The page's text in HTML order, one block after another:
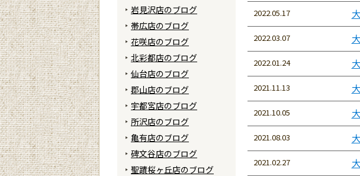
2022.05.17
2022.03.07
2022.01.24
2021.11.13
2021.10.05
2021.08.03
2021.02.27
岩見沢店のブログ
帯広店のブログ
花咲店のブログ
北彩都店のブログ
仙台店のブログ
郡山店のブログ
宇都宮店のブログ
所沢店のブログ
亀有店のブログ
碑文谷店のブログ
聖蹟桜ヶ丘店のブログ